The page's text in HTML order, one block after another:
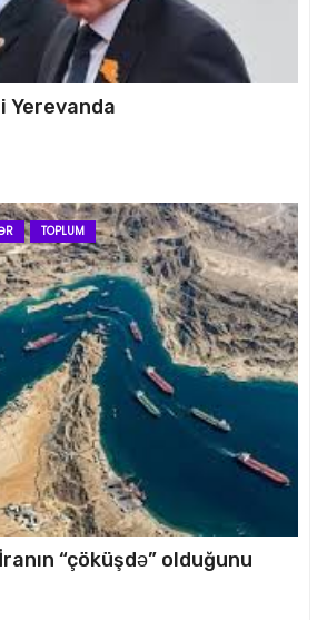
Yerevanda
TOPLUM
“çöküşdə” olduğunu